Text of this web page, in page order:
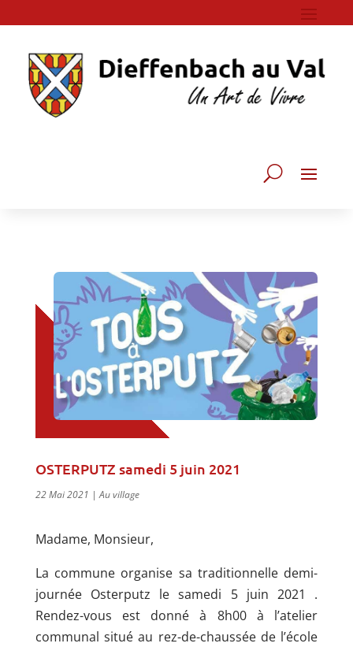
OSTERPUTZ samedi 5 juin 2021
22 Mai 2021 |Au village
Madame, Monsieur,
La commune organise sa traditionnelle demi-
journée Osterputz le samedi 5 juin 2021 .
Rendez-vous est donné à 8h00 à l’atelier
communal situé au rez-de-chaussée de l’école